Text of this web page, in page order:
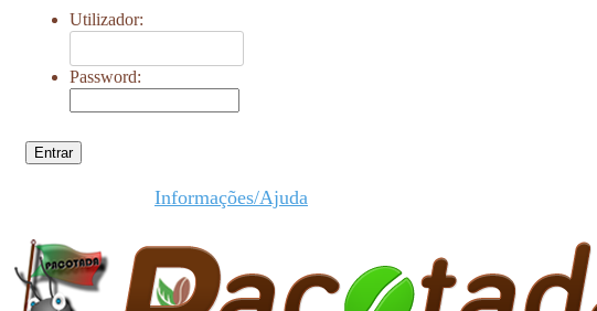
Utilizador:
Password:
Entrar
Informações/Ajuda